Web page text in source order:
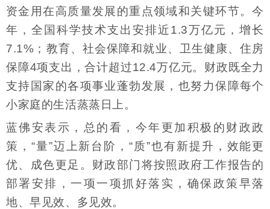
资金用在高质量发展的重点领域和关键环节。今
年，全国科学技术支出安排近1.3万亿元，增长
7.1%；教育、社会保障和就业、卫生健康、住房
保障4项支出，合计超过12.4万亿元。财政既全力
支持国家的各项事业蓬勃发展，也努力保障每个
小家庭的生活蒸蒸日上。
蓝佛安表示，总的看，今年更加积极的财政政
策，“量”迈上新台阶，“质”也有新提升，效能更
优、成色更足。财政部门将按照政府工作报告的
部署安排，一项一项抓好落实，确保政策早落
地、早见效、多见效。